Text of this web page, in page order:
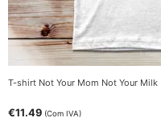
T-shirt Not Your Mom Not Your Milk
€11.49 (Com IVA)